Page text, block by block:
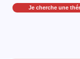
Je cherche une